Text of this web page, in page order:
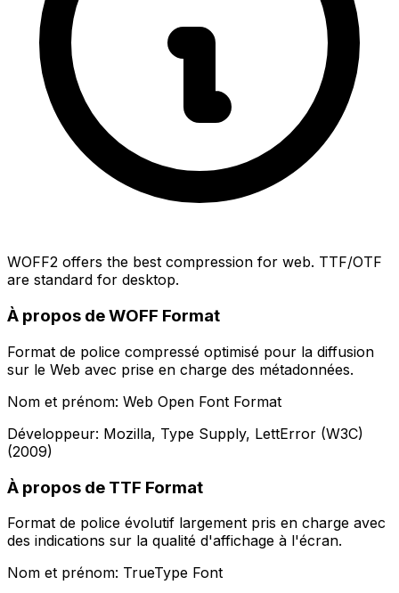
WOFF2 offers the best compression for web. TTF/OTF
are standard for desktop.
À propos de WOFF Format
Format de police compressé optimisé pour la diffusion
sur le Web avec prise en charge des métadonnées.
Nom et prénom: Web Open Font Format
Développeur: Mozilla, Type Supply, LettError (W3C)
(2009)
À propos de TTF Format
Format de police évolutif largement pris en charge avec
des indications sur la qualité d'affichage à l'écran.
Nom et prénom: TrueType Font